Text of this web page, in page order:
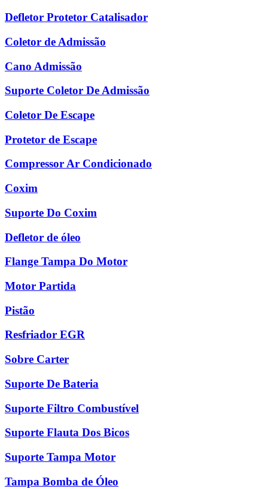
Defletor Protetor Catalisador
Coletor de Admissão
Cano Admissão
Suporte Coletor De Admissão
Coletor De Escape
Protetor de Escape
Compressor Ar Condicionado
Coxim
Suporte Do Coxim
Defletor de óleo
Flange Tampa Do Motor
Motor Partida
Pistão
Resfriador EGR
Sobre Carter
Suporte De Bateria
Suporte Filtro Combustível
Suporte Flauta Dos Bicos
Suporte Tampa Motor
Tampa Bomba de Óleo